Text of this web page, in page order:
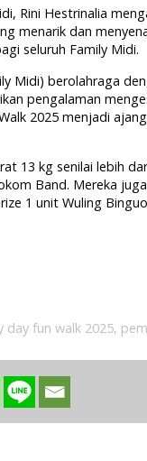
Rini Hestrinalia
menarik dan
seluruh Family Midi.
Midi) berolahraga
pengalaman
2025 menjadi
13 kg senilai lebih
Band. Mereka
1 unit Wuling Binguo
day fun walk 2025,